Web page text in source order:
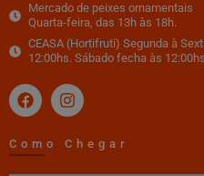
Mercado de peixes ornamentais
Quarta-feira, das 13h às 18h.
CEASA (Hortifruti) Segunda à
12:00hs. Sábado fecha às
Como Chegar